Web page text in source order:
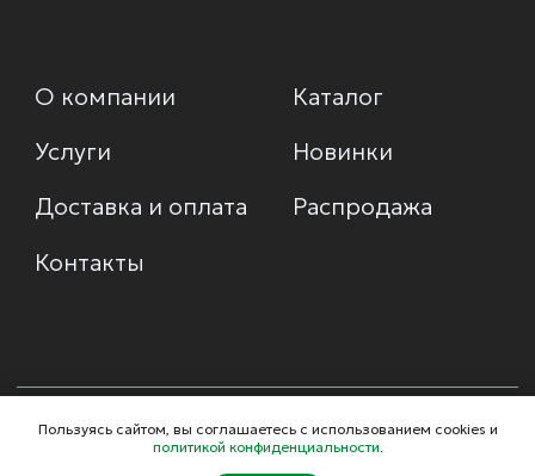
Пользуясь сайтом, вы соглашаетесь с использованием cookies и
политикой конфиденциальности.